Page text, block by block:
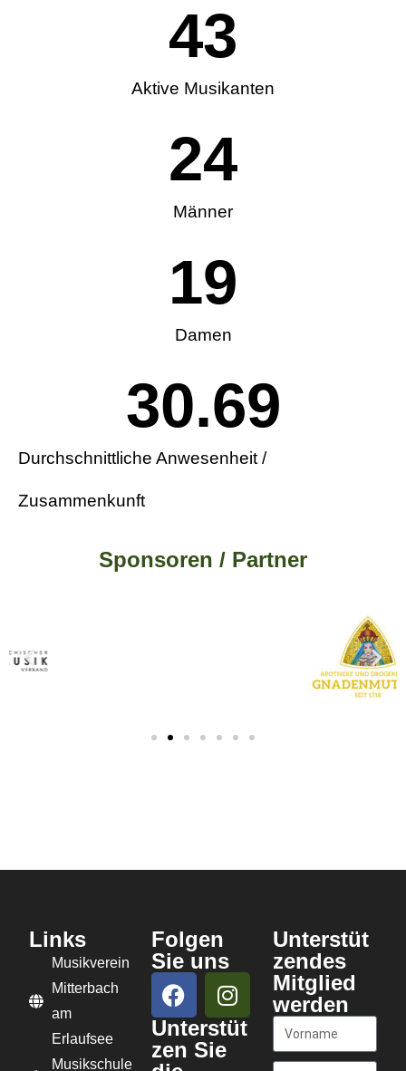
Aktive Musikanten
44
Männer
24
Damen
20
Durchschnittliche Anwesenheit /
Zusammenkunft
30.69
Sponsoren / Partner
Links
Musikverein
Mitterbach
am
Erlaufsee
Musikschule
Folgen
Sie uns
Unterstüt
zen Sie
Unterstüt
zendes
Mitglied
werden